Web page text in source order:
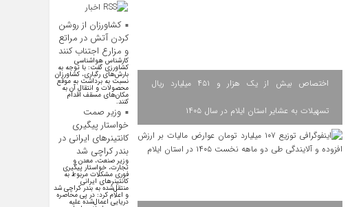
اختصاص بیش از یک هزار و ۴۵۱ میلیارد ریال
تسهیلات به عشایر استان ایلام در سال ۱۴۰۵
اخبار
اقتصادی
کشاورزان از روشن
کردن آتش در مراتع
و مزارع اجتناب کنند
کارشناس هواشناسی
کشاورزی گفت: با توجه به
بارش‌های رگباری، کشاورزان
نسبت به برداشت به موقع
محصولات و انتقال آن به
مکان‌های مسقف اقدام
کنند.
وزیر صمت
خواستار پیگیری
کانتینرهای ایرانی در
بندر کراچی شد
وزیر صنعت، معدن و
تجارت، خواستار پیگیری
فوری مشکلات مربوط به
کانتینر‌های ایرانی
منتقل‌شده به بندر کراچی شد
و اعلام کرد: در پی محاصره
دریایی اعمال‌شده علیه